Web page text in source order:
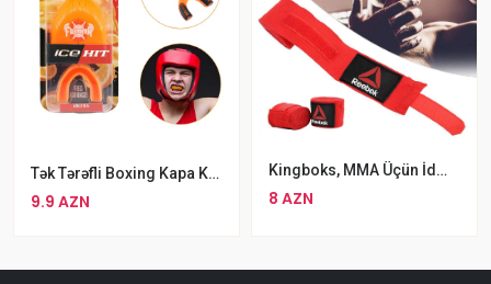
Tək Tərəfli Boxing Kapa King Boxing MMA Diş Qoruyucu Qoxulu Döyüş Ağızlığı
9.9 AZN
Kingboks, MMA Üçün İdman Sarğısı Reebok Boks Sarğısı 2 X Pambıq Reebok Bint Velcro Sarğı
8 AZN